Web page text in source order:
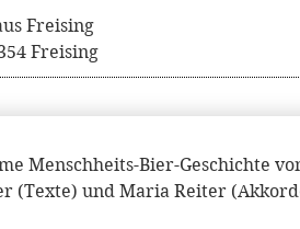
Freising
Freising
Menschheits-Bier-Geschichte
(Texte) und Maria Reiter